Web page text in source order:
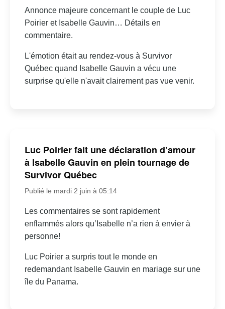
Annonce majeure concernant le couple de Luc
Poirier et Isabelle Gauvin… Détails en
commentaire.
L'émotion était au rendez-vous à Survivor
Québec quand Isabelle Gauvin a vécu une
surprise qu'elle n'avait clairement pas vue venir.
Luc Poirier fait une déclaration d’amour
à Isabelle Gauvin en plein tournage de
Survivor Québec
Publié le mardi 2 juin à 05:14
Les commentaires se sont rapidement
enflammés alors qu’Isabelle n’a rien à envier à
personne!
Luc Poirier a surpris tout le monde en
redemandant Isabelle Gauvin en mariage sur une
île du Panama.